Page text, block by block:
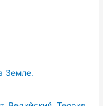
Земле.